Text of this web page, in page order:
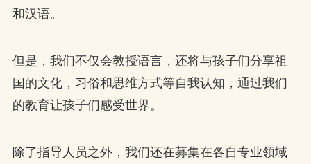
和汉语。
但是，我们不仅会教授语言，还将与孩子们分享祖
国的文化，习俗和思维方式等自我认知，通过我们
的教育让孩子们感受世界。
除了指导人员之外，我们还在募集在各自专业领域